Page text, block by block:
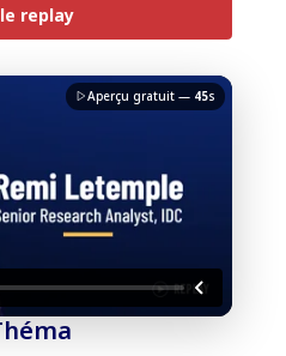
replay
Aperçu gratuit — 45s
confidentialitédu Monde
la vidéo